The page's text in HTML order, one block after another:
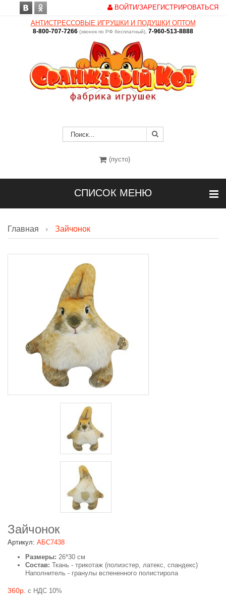
ВОЙТИ/ЗАРЕГИСТРИРОВАТЬСЯ
АНТИСТРЕССОВЫЕ ИГРУШКИ И ПОДУШКИ ОПТОМ
8-800-707-7266 (звонок по РФ бесплатный), 7-960-513-8888
(пусто)
СПИСОК МЕНЮ
Главная Зайчонок
Зайчонок
Артикул: АБС7438
Размеры: 26*30 см
Состав: Ткань - трикотаж (полиэстер, латекс, спандекс)
Наполнитель - гранулы вспененного полистирола
360р. с НДС 10%